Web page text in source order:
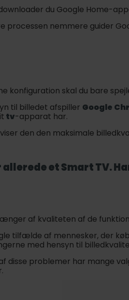
du Google Home-
processen nemmere guider
konfiguration skal du bare
til billedet afspiller Google
tv-apparat har.
den den maksimale
allerede et Smart TV.
af kvaliteten af de
tilfælde af mennesker, der
med hensyn til
disse problemer har mange